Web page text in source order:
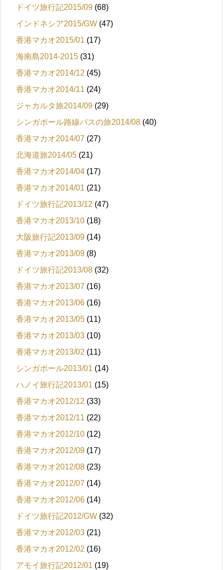
ドイツ旅行記2015/09 (68)
インドネシア2015/GW (47)
香港マカオ2015/01 (17)
海南島2014-2015 (31)
香港マカオ2014/12 (45)
香港マカオ2014/11 (24)
ジャカルタ旅2014/09 (29)
シンガポール路線バスの旅2014/08 (40)
香港マカオ2014/07 (27)
北海道旅2014/05 (21)
香港マカオ2014/04 (17)
香港マカオ2014/01 (21)
ドイツ旅行記2013/12 (47)
香港マカオ2013/10 (18)
大阪旅行記2013/09 (14)
香港マカオ2013/09 (8)
ドイツ旅行記2013/08 (32)
香港マカオ2013/07 (16)
香港マカオ2013/06 (16)
香港マカオ2013/05 (11)
香港マカオ2013/03 (10)
香港マカオ2013/02 (11)
シンガポール2013/01 (14)
ハノイ旅行記2013/01 (15)
香港マカオ2012/12 (33)
香港マカオ2012/11 (22)
香港マカオ2012/10 (12)
香港マカオ2012/09 (17)
香港マカオ2012/08 (23)
香港マカオ2012/07 (14)
香港マカオ2012/06 (14)
ドイツ旅行記2012/GW (32)
香港マカオ2012/03 (21)
香港マカオ2012/02 (16)
アモイ旅行記2012/01 (19)